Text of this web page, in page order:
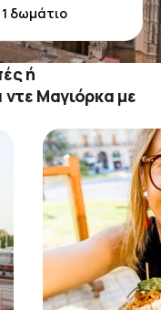
ή
Μαγιόρκα με